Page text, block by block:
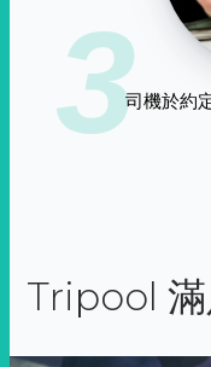
3司機於約
Tripool 滿